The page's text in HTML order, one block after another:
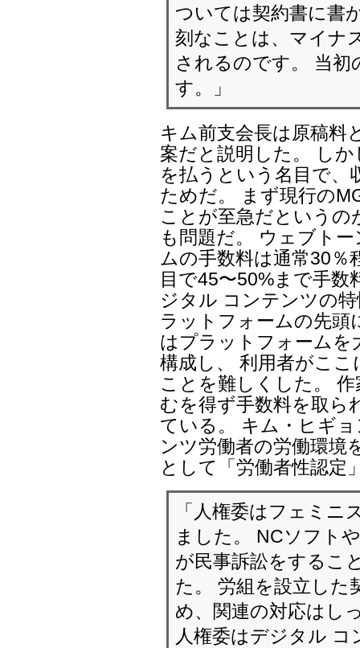
ついては契約書に書
刻なことは、マイナ
されるのです。 当
す。」
キム前支会長は原稿料
案だと説明した。 し
を払うという名目で、
ためだ。 まず現行の
ことが至急だというの
も問題だ。 ウェブト
ムの手数料は通常30％
目で45〜50%まで手
ジタル コンテンツの
ラットフォームの先頭
はプラットフォームを
構成し、 利用者がこ
ことを難しくした。
むを得ず手数料を取ら
ている。 キム・ヒギ
ンツ労働者の労働環境
として「労働者性認定
「人権委はフェミニ
ました。 NCソフト
が民事訴訟をするこ
た。 労組を設立した
め、関連の対応はし
人権委はデジタル コ